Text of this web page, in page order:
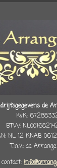
de
KvK:
BTW:
NL 12 KNAB
T.n.v.: de
contact: